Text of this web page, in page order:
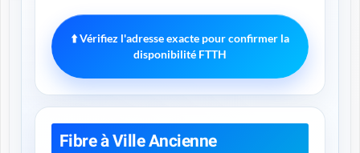
⬆️ Vérifiez l'adresse exacte pour confirmer la
disponibilité FTTH
Fibre à Ville Ancienne